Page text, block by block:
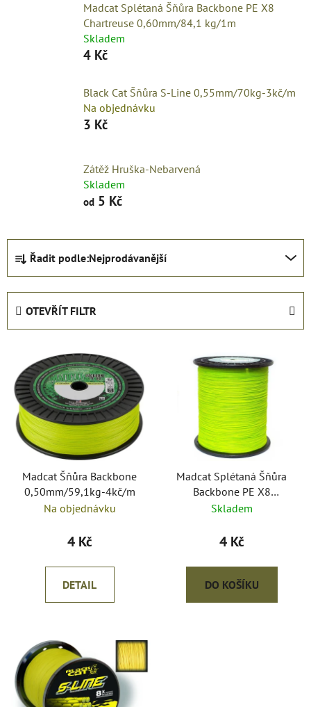
Madcat Splétaná Šňůra Backbone PE X8
Chartreuse 0,60mm/84,1 kg/1m
Skladem
4 Kč
Black Cat Šňůra S-Line 0,55mm/70kg-3kč/m
Na objednávku
3 Kč
Zátěž Hruška-Nebarvená
Skladem
od 5 Kč
Ř
a
z
e
n
o
d
u
Řadit podle:Nejprodávanější
OTEVŘÍT FILTR
p
Madcat Šňůra Backbone
0,50mm/59,1kg-4kč/m
Na objednávku
4 Kč
DETAIL
Madcat Splétaná Šňůra
Backbone PE X8
Chartreuse 0,60mm/84,1Skladem
4 Kč
DO KOŠÍKU